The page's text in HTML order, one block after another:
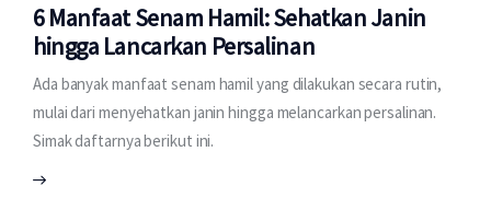
6 Manfaat Senam Hamil: Sehatkan Janin
hingga Lancarkan Persalinan
Ada banyak manfaat senam hamil yang dilakukan secara rutin,
mulai dari menyehatkan janin hingga melancarkan persalinan.
Simak daftarnya berikut ini.